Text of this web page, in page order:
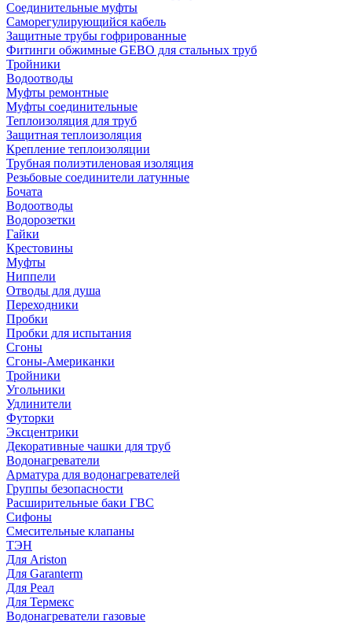
Соединительные муфты
Саморегулирующийся кабель
Защитные трубы гофрированные
Фитинги обжимные GEBO для стальных труб
Тройники
Водоотводы
Муфты ремонтные
Муфты соединительные
Теплоизоляция для труб
Защитная теплоизоляция
Крепление теплоизоляции
Трубная полиэтиленовая изоляция
Резьбовые соединители латунные
Бочата
Водоотводы
Водорозетки
Гайки
Крестовины
Муфты
Ниппели
Отводы для душа
Переходники
Пробки
Пробки для испытания
Сгоны
Сгоны-Американки
Тройники
Угольники
Удлинители
Футорки
Эксцентрики
Декоративные чашки для труб
Водонагреватели
Арматура для водонагревателей
Группы безопасности
Расширительные баки ГВС
Сифоны
Смесительные клапаны
ТЭН
Для Ariston
Для Garanterm
Для Реал
Для Термекс
Водонагреватели газовые